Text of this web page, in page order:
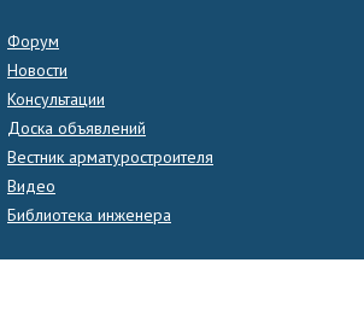
Форум
Новости
Консультации
Доска объявлений
Вестник арматуростроителя
Видео
Библиотека инженера